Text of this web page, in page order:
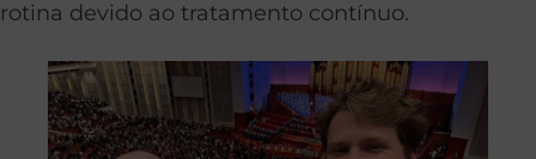
rotina devido ao tratamento contínuo.